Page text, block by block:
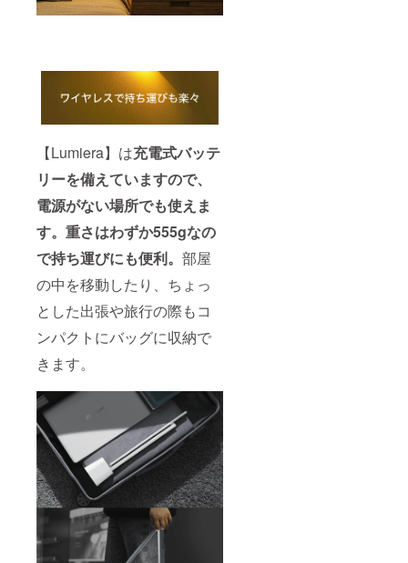
【Lumiera】は充電式バッテ
リーを備えていますので、
電源がない場所でも使えま
す。重さはわずか555gなの
で持ち運びにも便利。 部屋
の中を移動したり、ちょっ
とした出張や旅行の際もコ
ンパクトにバッグに収納で
きます。